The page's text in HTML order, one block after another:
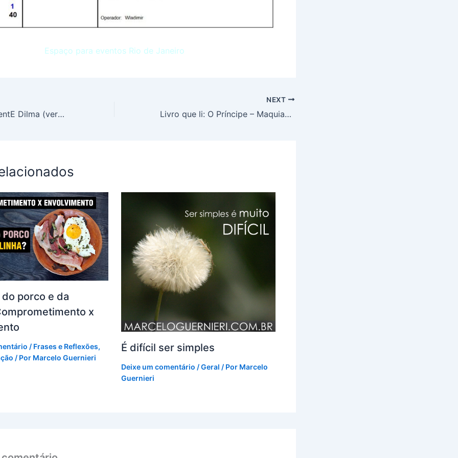
Espaço para eventos Rio de Janeiro
Frases da presidentE Dilma (vergonha alheia)
NEXT
Livro que li: O Príncipe – Maquiavel
porco e da
x
/ Frases e Reflexões,
/ Por Marcelo Guernieri
É difícil ser simples
Deixe um comentário /Geral / Por Marcelo
Guernieri